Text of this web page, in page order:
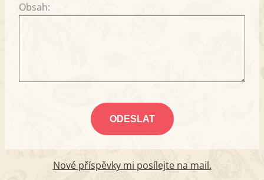
Obsah:
Nové příspěvky mi posílejte na mail.